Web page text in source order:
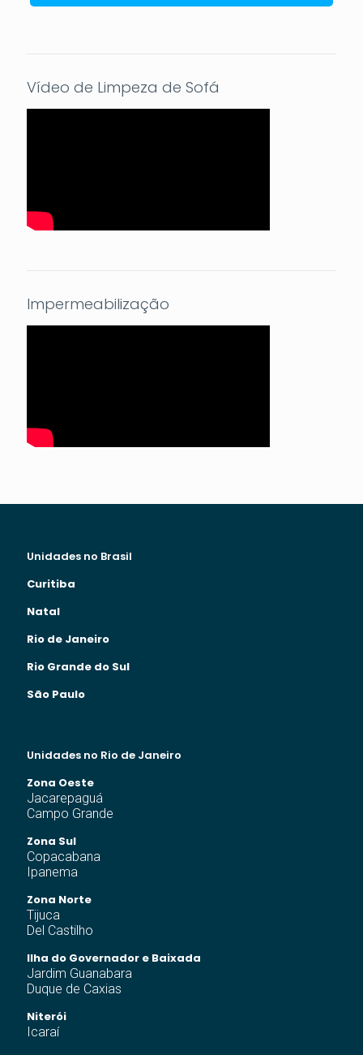
Vídeo de Limpeza de Sofá
Impermeabilização
Unidades no Brasil
Curitiba
Natal
Rio de Janeiro
Rio Grande do Sul
São Paulo
Unidades no Rio de Janeiro
Zona Oeste
Jacarepaguá
Campo Grande
Zona Sul
Copacabana
Ipanema
Zona Norte
Tijuca
Del Castilho
Ilha do Governador e Baixada
Jardim Guanabara
Duque de Caxias
Niterói
Icaraí